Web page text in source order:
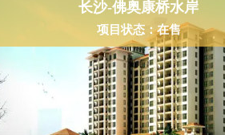
长沙-佛奥康桥水岸
项目状态：在售